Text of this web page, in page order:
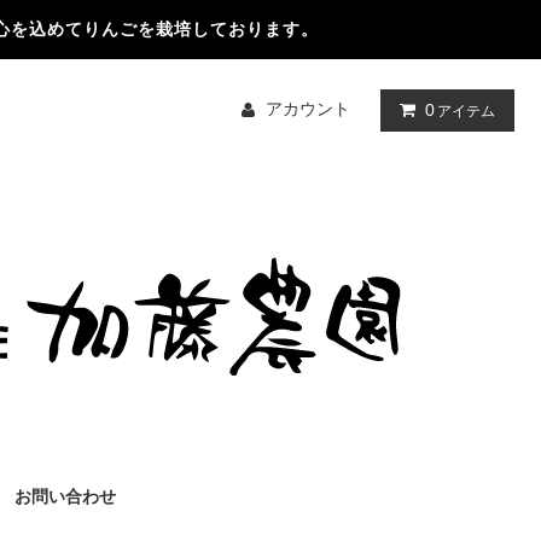
込めてりんごを栽培しております。
アカウント 0 アイテム
お問い合わせ